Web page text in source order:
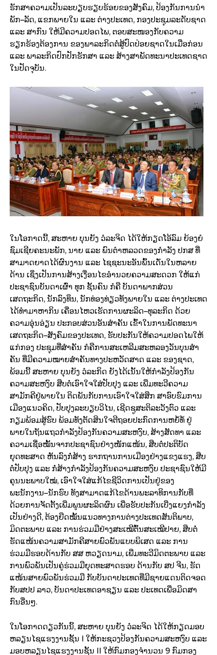
ຮັກສາຄວາມເປັນລະບຽບຮຽບຮ້ອຍຂອງສັງຄົມ, ປ້ອງກັນການນໍາ
ພັກ–ລັດ, ແຂກພາຍໃນ ແລະ ຕ່າງປະເທດ, ກອງປະຊຸມລະດັບຊາດ
ແລະ ສາກົນ ໃຫ້ມີຄວາມປອດໄພ, ຕອບສະໜອງກັບຄວາມ
ຮຽກຮ້ອງຕ້ອງການ ຂອງພາລະກິດຕໍ່ສູ້ປົດປ່ອຍຊາດໃນເມື່ອກ່ອນ
ແລະ ພາລະກິດປົກປັກຮັກສາ ແລະ ສ້າງສາພັດທະນາປະເທດຊາດ
ໃນປັດຈຸບັນ.
ໃນໂອກາດນີ້, ສະຫາຍ ບຸນຍັງ ວໍລະຈິດ ໄດ້ໃຫ້ກຽດໂອ້ລົມ ຍ້ອງຍໍ
ຊົມເຊີຍຄະນະພັກ, ນາຍ ແລະ ພົນຕໍາຫລວດຂອງກໍາລັງ ປກສ ທີ່
ສາມາດຍາດໄດ້ຜົນງານ ແລະ ໄຊຊະນະອັນພົ້ນເດັ່ນໃນຫລາຍ
ດ້ານ ເຊິ່ງເປັນການສ້າງເງື່ອນໄຂອໍານວຍຄວາມສະດວກ ໃຫ້ແກ່
ປະຊາຊົນບັນດາເຜົ່າ ທຸກ ຊັ້ນຄົນ ກໍຄື ບັນດາພາກສ່ວນ
ເສດຖະກິດ, ນັກລົງທຶນ, ນັກທ່ອງທ່ຽວທັງພາຍໃນ ແລະ ຕ່າງປະເທດ
ໄດ້ທໍາມາຫາກິນ ເຄື່ອນໄຫວເຮັດການຜະລິດ–ທຸລະກິດ ດ້ວຍ
ຄວາມອຸ່ນອ່ຽນ ປະກອບສ່ວນອັນສໍາຄັນ ເຂົ້າໃນການພັດທະນາ
ເສດຖະກິດ–ສັງຄົມຂອງປະເທດ, ຮັບປະກັນໃຫ້ຄວາມປອດໄພໃຫ້
ແກ່ກອງ ປະຊຸມທີ່ສໍາຄັນ ກໍຄືການສະເຫລີມສະຫລອງວັນບຸນສໍາ
ຄັນ ທີ່ມີຄວາມໝາຍສໍາຄັນທາງປະຫວັດສາດ ແລະ ຂອງຊາດ,
ພ້ອມນີ້ ສະຫາຍ ບຸນຍັງ ວໍລະກິດ ຍັງໄດ້ເນັ້ນໃຫ້ກໍາລັງປ້ອງກັນ
ຄວາມສະຫງົບ ສືບຕໍ່ເອົາໃຈໃສ່ປັບປຸງ ແລະ ເພີ່ມທະວີຄວາມ
ສາມັກຄີຢູ່ພາຍໃນ ຕິດພັນກັບການເອົາໃຈໃສ່ສຶກ ສາອົບຮົມການ
ເມືອງແນວຄິດ, ປັບປຸງລະບຽບວິໄນ, ເຊີດຊູສະຕິລະວັງຕົວ ແລະ
ກຽມພ້ອມສູ້ຮົບ ພ້ອມທັງຕັດສິນໃຈຕີຖອຍປະກົດການຫຍໍ້ທໍ້ ຢູ່
ພາຍໃນຖັນແຖວກໍາລັງປ້ອງກັນຄວາມສະຫງົບ, ສ້າງສັດທາ ແລະ
ຄວາມເຊື່ອໝັ້ນຈາກປະຊາຊົນຢ່າງໜັກແໜ້ນ, ສືບຕໍ່ປະຕິບັດ
ຍຸດທະສາດ ຫັນລົງກໍ່ສ້າງ ຮາກຖານການເມືອງຢ່າງແຂງແຮງ, ສືບ
ຕໍ່ປັບປຸງ ແລະ ກໍ່ສ້າງກໍາລັງປ້ອງກັນຄວາມສະຫງົບ ປະຊາຊົນໃຫ້ມີ
ຄຸນນະພາບໃໝ່, ເອົາໃຈໃສ່ແກ້ໄຂຊີວິດການເປັນຢູ່ຂອງ
ພະນັກງານ–ນັກຮົບ ທັງສາມາດແກ້ໄຂດ້ານພະລາທິການກັບທີ່
ດ້ວຍການຈັດຕັ້ງເພີ່ມພູນຜະລິດຜົນ ເພື່ອຮັບປະກັນເບີ່ງແຍງກໍາລັງ
ເປັນຢ່າງດີ, ຕ້ອງຍືດໝັ້ນແນວທາງການຕ່າງປະເທດສັນຕິພາບ,
ມິດຕະພາບ ແລະ ການຮ່ວມມືຢ່າງສະເໝີຕົ້ນສະເໝີປາຍ, ສືບຕໍ່
ຮັດແໜ້ນຄວາມສາມັກຄີສາຍພົວພັນແບບພິເສດ ​ແລະ ການ
ຮ່ວມມືຮອບດ້ານກັບ ສສ ຫວຽດນາມ, ເພີ່ມທະວີມິດຕະພາບ ແລະ
ການພົວພັນເປັນຄູ່ຮ່ວມມືຍຸດທະສາດຮອບ ດ້ານກັບ ສປ ຈີນ, ຮັດ
ແໜ້ນສາຍພົວພັນຮ່ວມມື ກັບບັນດາປະເທດທີ່ມີຊາຍແດນຕິດຈອດ
ກັບສປປ ລາວ, ບັນດາປະເທດອາຊຽນ ແລະ ປະເທດເພື່ອມິດສາ
ກົນອື່ນໆ.
ໃນໂອກາດດຽວກັນນິ້, ສະຫາຍ ບຸນຍັງ ວໍລະຈິດ ໄດ້ໃຫ້ກຽດມອບ
ຫລຽນໄຊແຮງງານຊັ້ນ I ​ ໃຫ້ກະຊວງປ້ອງກັນຄວາມສະຫງົບ ແລະ
ມອບຫລຽນໄຊແຮງງານຊັ້ນ II ​ ໃຫ້ກົມກອງຈໍານວນ 9 ກົມກອງ